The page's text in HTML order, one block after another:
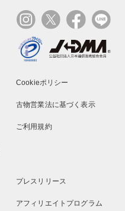
Cookieポリシー
古物営業法に基づく表示
ご利用規約
プレスリリース
アフィリエイトプログラム